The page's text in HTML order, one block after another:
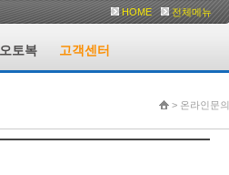
HOME 전체메뉴
오토복 고객센터
> 온라인문의